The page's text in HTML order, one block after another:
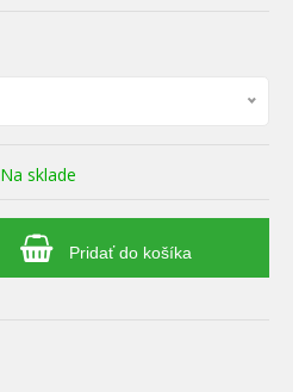
Na sklade
Pridať do košíka